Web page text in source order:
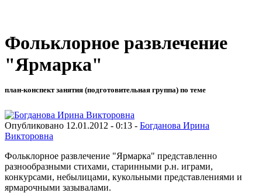
Фольклорное развлечение
"Ярмарка"
план-конспект занятия (подготовительная группа) по теме
Опубликовано 12.01.2012 - 0:13 - Богданова Ирина
Викторовна
Фольклорное развлечение "Ярмарка" представленно
разнообразными стихами, старинными р.н. играми,
конкурсами, небылицами, кукольными представлениями и
ярмарочными зазывалами.